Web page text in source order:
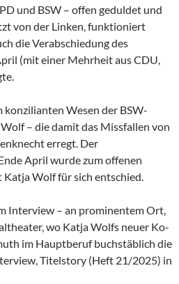
und BSW – offen geduldet und
von der Linken, funktioniert
die Verabschiedung des
(mit einer Mehrheit aus CDU,
konzilianten Wesen der BSW-
– die damit das Missfallen von
erregt. Der
April wurde zum offenen
Katja Wolf für sich entschied.
Interview – an prominentem Ort,
wo Katja Wolfs neuer Ko-
im Hauptberuf buchstäblich die
Titelstory (Heft 21/2025) in